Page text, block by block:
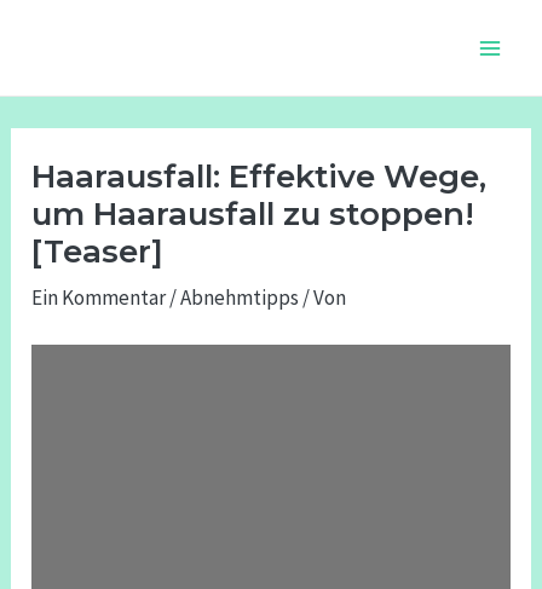
Haarausfall: Effektive Wege,
um Haarausfall zu stoppen!
[Teaser]
Ein Kommentar/Abnehmtipps / Von